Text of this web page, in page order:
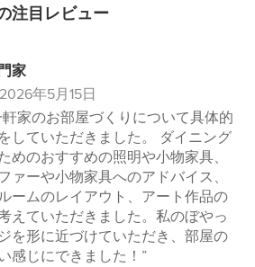
注目レビュー
家
2026年5月15日
家のお部屋づくりについて具体的
していただきました。 ダイニング
めのおすすめの照明や小物家具、
ァーや小物家具へのアドバイス、
ームのレイアウト、アート作品の
えていただきました。私のぼやっ
を形に近づけていただき、部屋の
感じにできました！”